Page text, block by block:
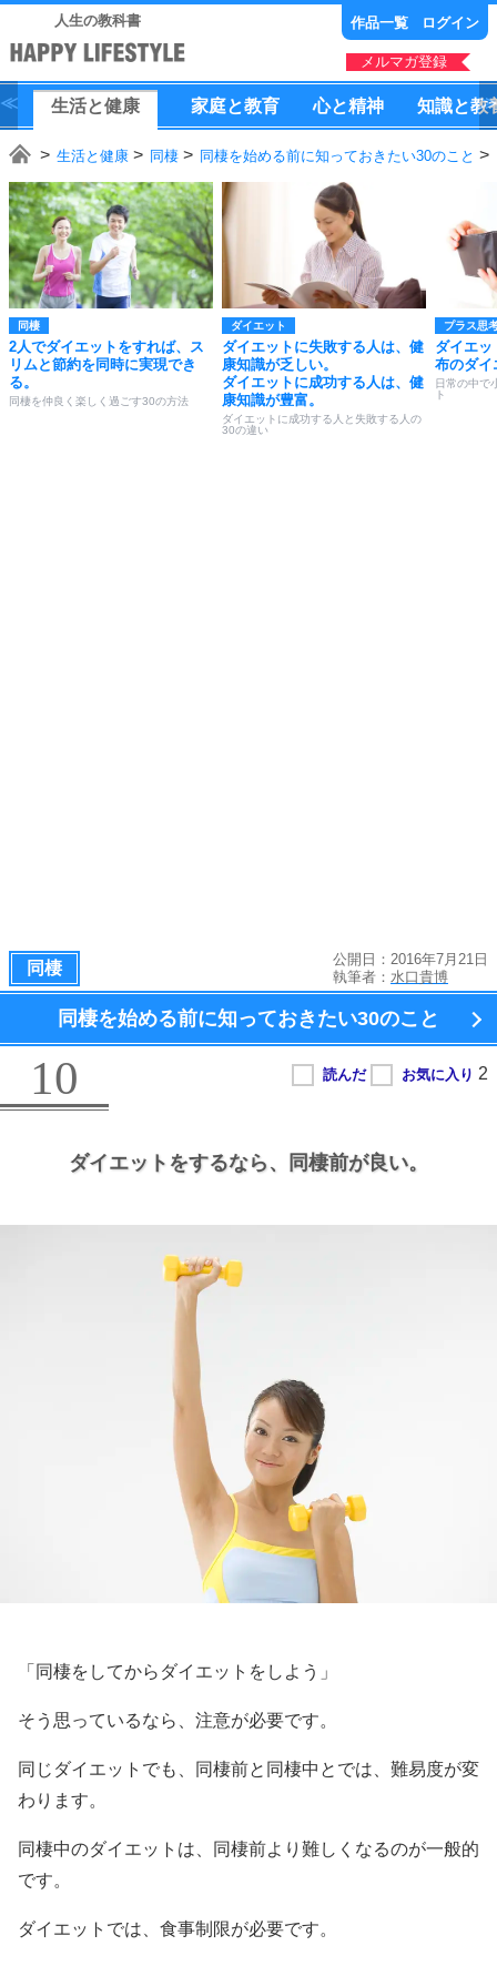
人生の教科書 作品一覧 ログイン
メルマガ登録
生活と健康 家庭と教育 心と精神 知識と教
生活と健康 同棲 同棲を始める前に知っておきたい30のこと
同棲
2人でダイエットをすれば、ス
リムと節約を同時に実現でき
る。
同棲を仲良く楽しく過ごす30の方法
ダイエット
ダイエットに失敗する人は、健
康知識が乏しい。
ダイエットに成功する人は、健
康知識が豊富。
ダイエットに成功する人と失敗する人の
30の違い
プラス思
ダイエ
布のダイ
日常の中で
ト
同棲
公開日：2016年7月21日
執筆者： 水口貴博
同棲を始める前に知っておきたい30のこと
10
ダイエットをするなら、 同棲前が良い。
「同棲をしてからダイエットをしよう」
そう思っているなら、注意が必要です。
同じダイエットでも、同棲前と同棲中とでは、難易度が変
わります。
同棲中のダイエットは、同棲前より難しくなるのが一般的
です。
ダイエットでは、食事制限が必要です。